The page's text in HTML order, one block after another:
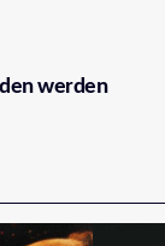
werden